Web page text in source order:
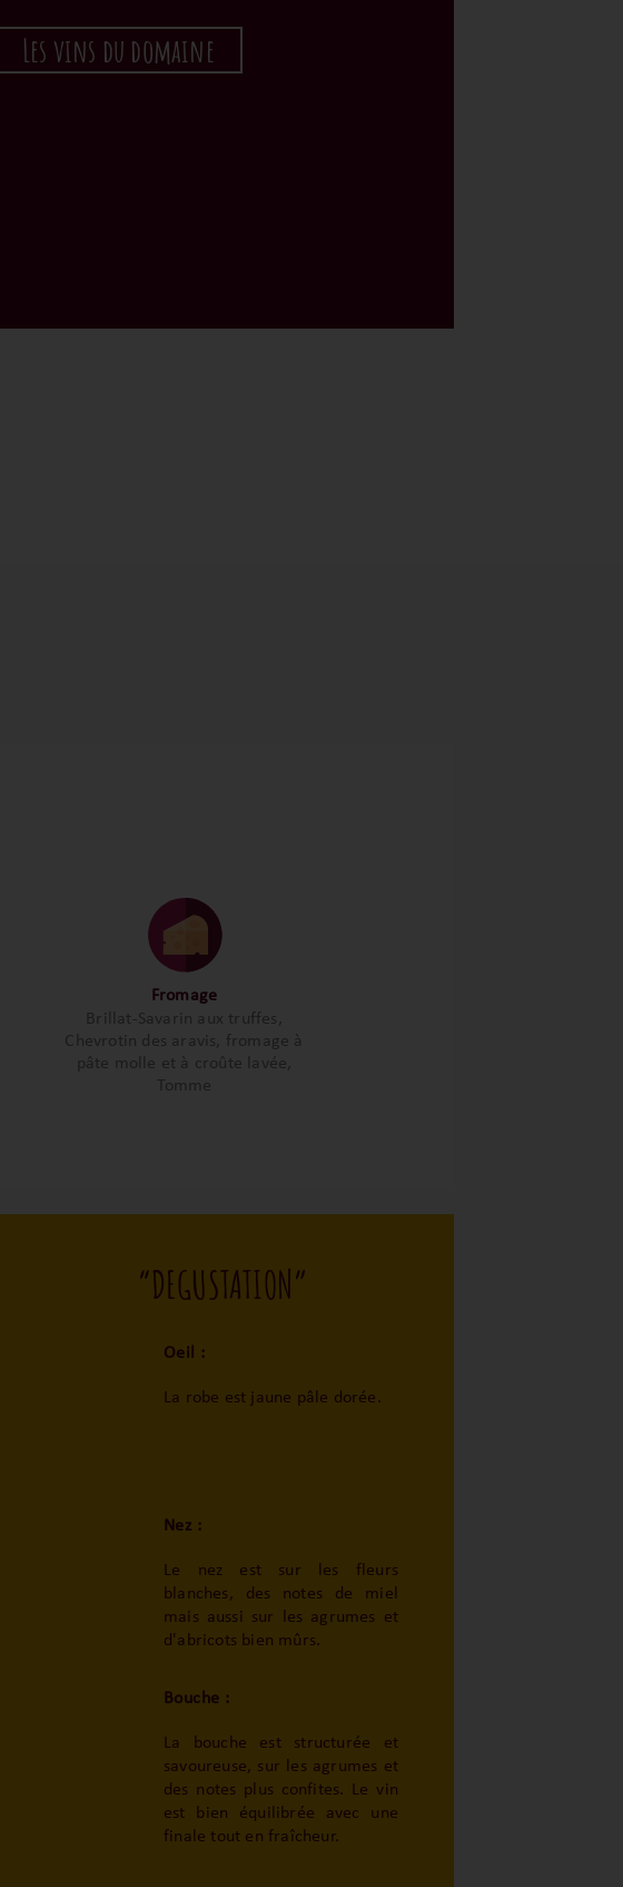
Les vins du domaine
Fromage
Brillat-Savarin aux truffes,
Chevrotin des aravis, fromage à
pâte molle et à croûte lavée,
Tomme
“DEGUSTATION”
Oeil :
La robe est jaune pâle dorée.
Nez :
Le nez est sur les fleurs
blanches, des notes de miel
mais aussi sur les agrumes et
d'abricots bien mûrs.
Bouche :
La bouche est structurée et
savoureuse, sur les agrumes et
des notes plus confites. Le vin
est bien équilibrée avec une
finale tout en fraîcheur.